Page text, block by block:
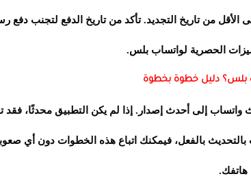
24 ساعة على الأقل من تاريخ التجديد. تأكد من تاريخ الدفع
الحصرية لواتساب بلس.
بلس؟ دليل خطوة بخطوة
واتساب إلى أحدث إصدار. إذا لم يكن التطبيق محدثًا، فقد
بالفعل، فيمكنك اتباع هذه الخطوات دون أي
هاتفك.